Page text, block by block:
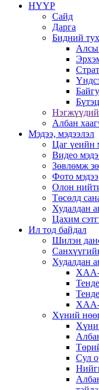
НҮҮР
Сайд
Дарга
Бидний
Албан
Мэдээ, мэдээлэл
Цаг үеийн
Видео
Зөвлөмж
Фото мэдээ
Олон
Төсөлд
Худалдан
Цахим
Ил тод байдал
Шилэн
Худалдан
ХАА-
ХАА-
Хүний
Сул